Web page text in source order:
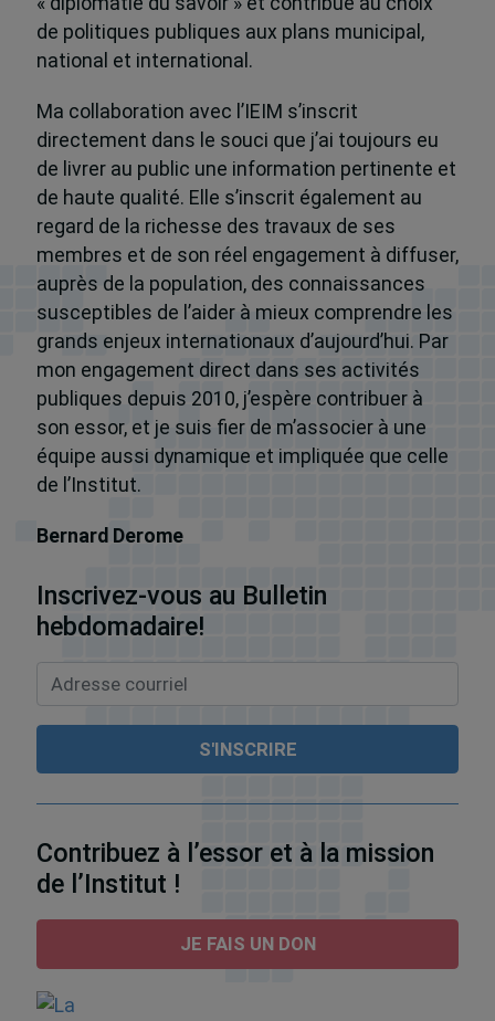
de politiques publiques aux plans municipal,
national et international.
Ma collaboration avec l’IEIM s’inscrit
directement dans le souci que j’ai toujours eu
de livrer au public une information pertinente et
de haute qualité. Elle s’inscrit également au
regard de la richesse des travaux de ses
membres et de son réel engagement à diffuser,
auprès de la population, des connaissances
susceptibles de l’aider à mieux comprendre les
grands enjeux internationaux d’aujourd’hui. Par
mon engagement direct dans ses activités
publiques depuis 2010, j’espère contribuer à
son essor, et je suis fier de m’associer à une
équipe aussi dynamique et impliquée que celle
de l’Institut.
Bernard Derome
Inscrivez-vous au Bulletin
hebdomadaire!
Contribuez à l’essor et à la mission
de l’Institut !
JE FAIS UN DON